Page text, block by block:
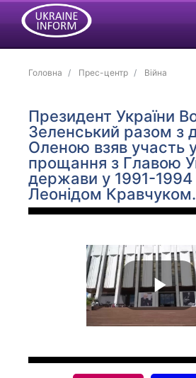
Головна Прес-центр Війна
Президент України
Зеленський разом з
Оленою взяв участь
прощання з Главою
держави у 1991-1994
Леонідом Кравчуком.
P
l